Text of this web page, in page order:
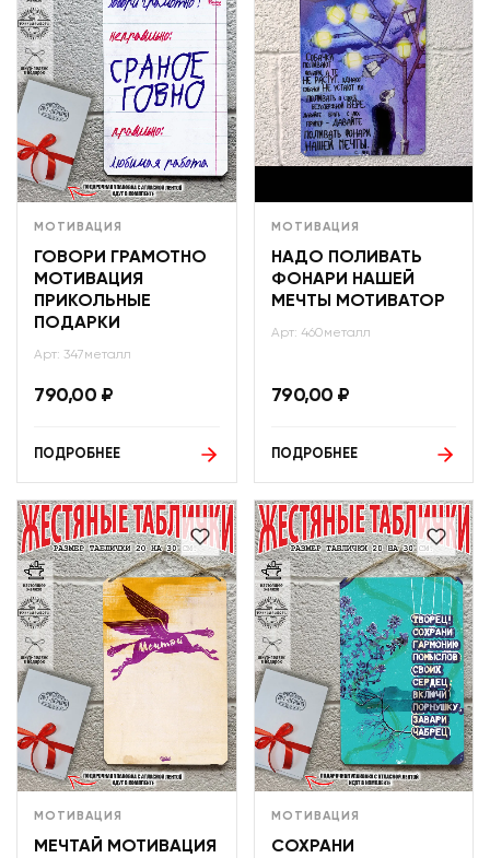
МОТИВАЦИЯ
ГОВОРИ ГРАМОТНО
МОТИВАЦИЯ
ПРИКОЛЬНЫЕ
ПОДАРКИ
Арт: 347металл
790,00 ₽
ПОДРОБНЕЕ
МОТИВАЦИЯ
НАДО ПОЛИВАТЬ
ФОНАРИ НАШЕЙ
МЕЧТЫ МОТИВАТОР
Арт: 460металл
790,00 ₽
ПОДРОБНЕЕ
МОТИВАЦИЯ
МЕЧТАЙ МОТИВАЦИЯ
МОТИВАЦИЯ
СОХРАНИ